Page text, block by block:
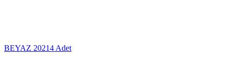
BEYAZ 20214 Adet